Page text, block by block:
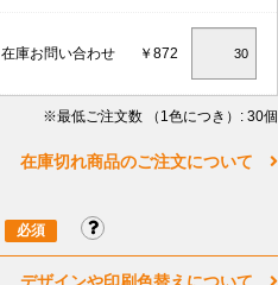
在庫お問い合わせ ￥872
※最低ご注文数 （1色につき） : 30個
在庫切れ商品のご注文について
デザインや印刷色替えについて